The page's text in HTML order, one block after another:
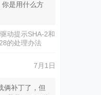
是用什么方
动提示SHA-2和
的处理办法
7月1日
俩补丁了，但